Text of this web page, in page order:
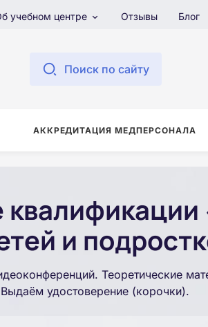
учебном центре Отзывы Блог
Поиск по сайту
АККРЕДИТАЦИЯ МЕДПЕРСОНАЛА
и
Теоретические
удостоверение (корочки).